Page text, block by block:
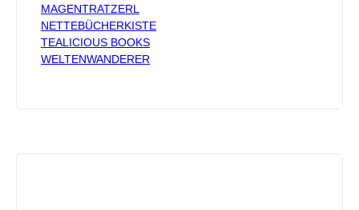
MAGENTRATZERL
NETTEBÜCHERKISTE
TEALICIOUS BOOKS
WELTENWANDERER